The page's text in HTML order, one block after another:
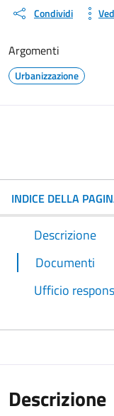
Condividi
Argomenti
Urbanizzazione
INDICE DELLA
Descrizione
Documenti
Ufficio
Descrizione